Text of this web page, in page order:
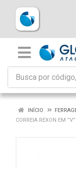
INÍCIO
CORREIA REXON EM